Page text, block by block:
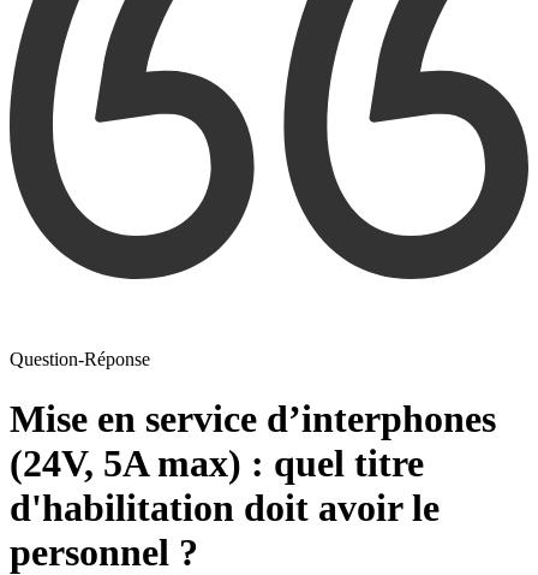
Question-Réponse
Mise en service d’interphones
(24V, 5A max) : quel titre
d'habilitation doit avoir le
personnel ?